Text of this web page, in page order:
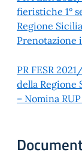
fieristiche 1°
Regione
Prenotazione
PR FESR
della Regione
– Nomina